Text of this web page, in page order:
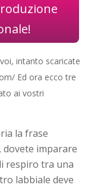
intanto scaricate
Ed ora ecco tre
ai vostri
la frase
dovete imparare
respiro tra una
labbiale deve